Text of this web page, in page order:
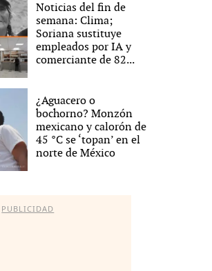
Noticias del fin de
semana: Clima;
Soriana sustituye
empleados por IA y
comerciante de 82...
¿Aguacero o
bochorno? Monzón
mexicano y calorón de
45 °C se ‘topan’ en el
norte de México
PUBLICIDAD